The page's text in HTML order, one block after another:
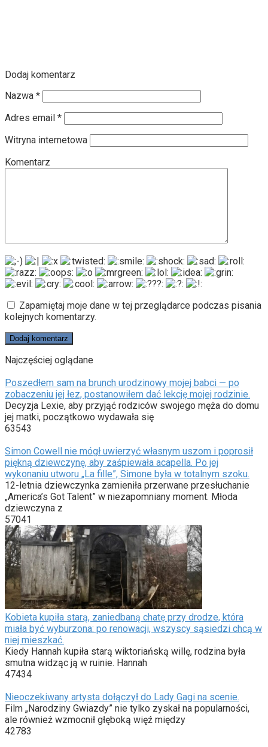
Dodaj komentarz
Nazwa *
Adres email *
Witryna internetowa
Komentarz
Zapamiętaj moje dane w tej przeglądarce podczas pisania
kolejnych komentarzy.
Najczęściej oglądane
Poszedłem sam na brunch urodzinowy mojej babci — po
zobaczeniu jej łez, postanowiłem dać lekcję mojej rodzinie.
Decyzja Lexie, aby przyjąć rodziców swojego męża do domu
jej matki, początkowo wydawała się
63543
Simon Cowell nie mógł uwierzyć własnym uszom i poprosił
piękną dziewczynę, aby zaśpiewała acapella. Po jej
wykonaniu utworu „La fille”, Simone była w totalnym szoku.
12-letnia dziewczynka zamieniła przerwane przesłuchanie
„America’s Got Talent” w niezapomniany moment. Młoda
dziewczyna z
57041
Kobieta kupiła starą, zaniedbaną chatę przy drodze, która
miała być wyburzona: po renowacji, wszyscy sąsiedzi chcą w
niej mieszkać.
Kiedy Hannah kupiła starą wiktoriańską willę, rodzina była
smutna widząc ją w ruinie. Hannah
47434
Nieoczekiwany artysta dołączył do Lady Gagi na scenie.
Film „Narodziny Gwiazdy” nie tylko zyskał na popularności,
ale również wzmocnił głęboką więź między
42783